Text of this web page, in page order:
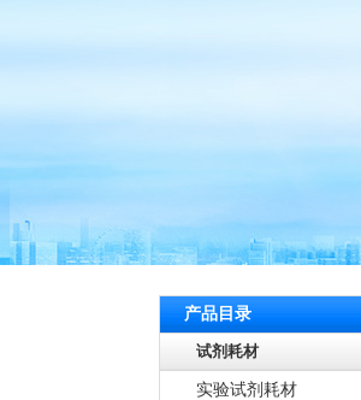
产品目录
试剂耗材
实验试剂耗材